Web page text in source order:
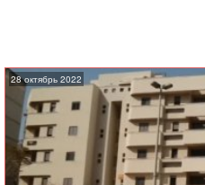
28 октябрь 2022